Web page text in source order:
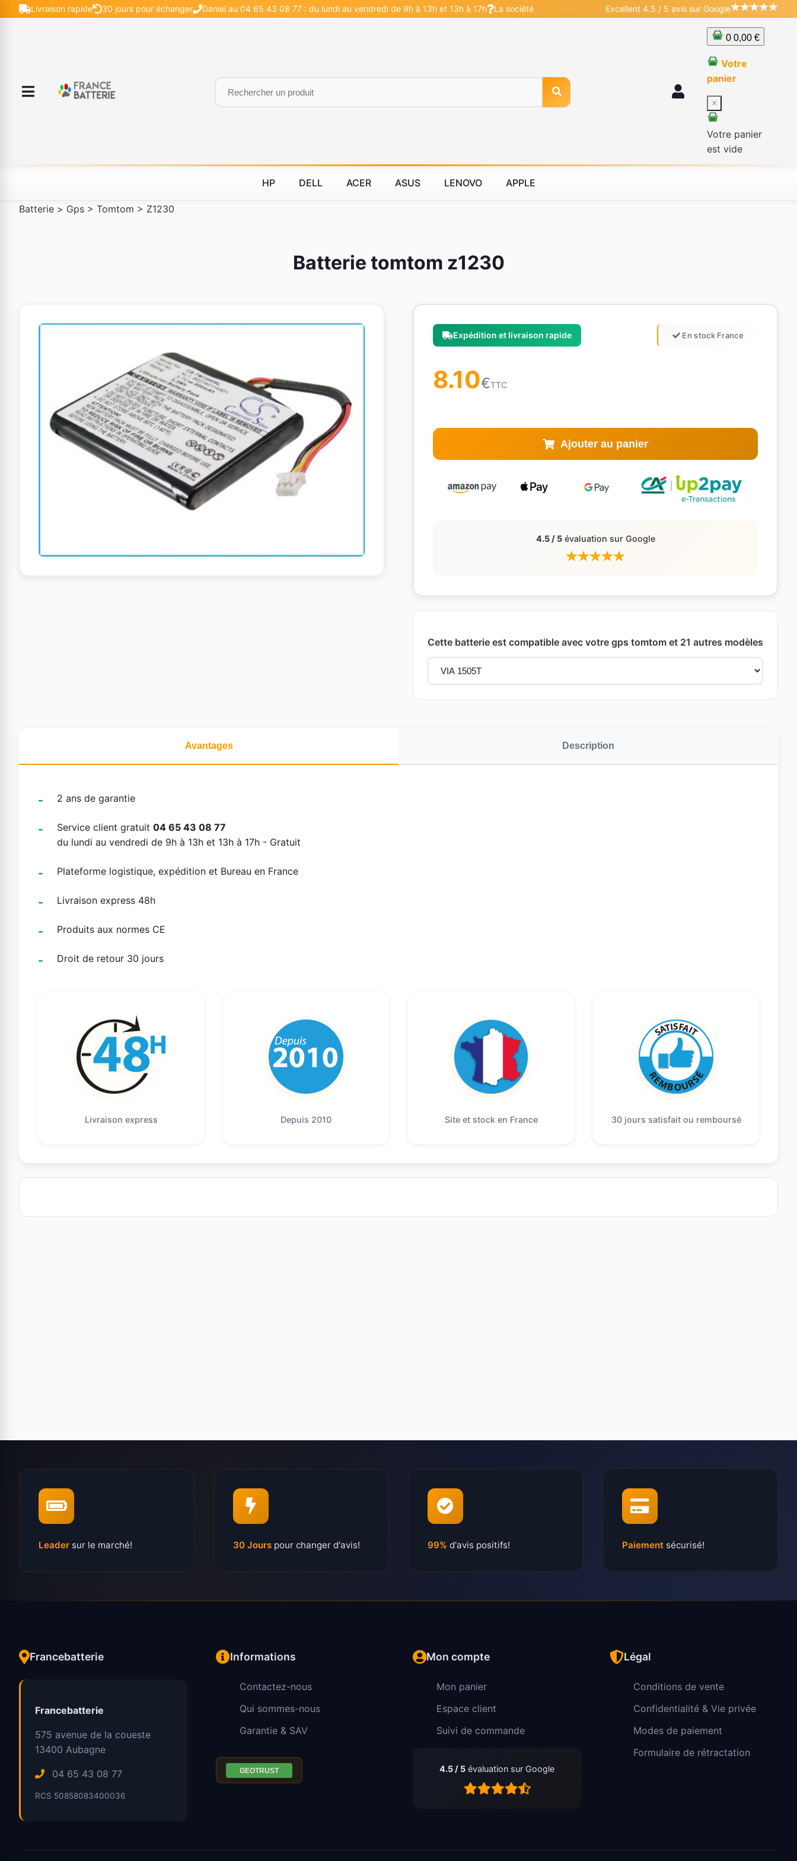
Livraison rapide 30 jours pour échanger Daniel au 04 65 43 08 77 : du lundi au vendredi de 9h à 13h et 13h à 17h La société Excellent 4.5 / 5 avis sur Google
0 0,00 €
Votre
panier
×
Votre panier
est vide
HP DELL ACER ASUS LENOVO APPLE
Batterie > Gps > Tomtom > Z1230
Batterie tomtom z1230
Expédition et livraison rapide En stock France
8.10€TTC
Ajouter au panier
4.5 / 5évaluation sur Google
Cette batterie est compatible avec votre gps tomtom et 21 autres modèles
Avantages Description
2 ans de garantie
Service client gratuit 04 65 43 08 77
du lundi au vendredi de 9h à 13h et 13h à 17h - Gratuit
Plateforme logistique, expédition et Bureau en France
Livraison express 48h
Produits aux normes CE
Droit de retour 30 jours
Livraison express Depuis 2010 Site et stock en France 30 jours satisfait ou remboursé
Leader sur le marché! 30 Jours pour changer d'avis! 99% d'avis positifs! Paiement sécurisé!
Francebatterie
Francebatterie
575 avenue de la coueste
13400 Aubagne
04 65 43 08 77
RCS 50858083400036
Informations
Contactez-nous
Qui sommes-nous
Garantie & SAV
Mon compte
Mon panier
Espace client
Suivi de commande
4.5 / 5 évaluation sur Google
Légal
Conditions de vente
Confidentialité & Vie privée
Modes de paiement
Formulaire de rétractation